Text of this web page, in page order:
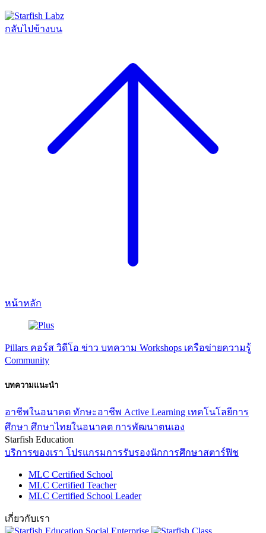
กลับไปข้างบน
หน้าหลัก
Pillars คอร์ส วิดีโอ ข่าว บทความ Workshops เครือข่ายความรู้
Community
บทความแนะนำ
อาชีพในอนาคต ทักษะอาชีพ Active Learning เทคโนโลยีการ
ศึกษา ศึกษาไทยในอนาคต การพัฒนาตนเอง
Starfish Education
บริการของเรา โปรแกรมการรับรองนักการศึกษาสตาร์ฟิช
MLC Certified School
MLC Certified Teacher
MLC Certified School Leader
เกี่ยวกับเรา